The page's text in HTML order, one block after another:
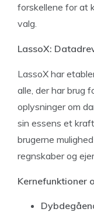
forskellene for at
valg.
LassoX:
LassoX har
alle, der har brug
oplysninger om
sin essens et
brugerne
regnskaber og
Kernefunktioner